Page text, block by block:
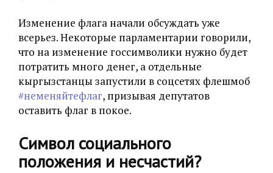
Изменение флага начали обсуждать уже
всерьез. Некоторые парламентарии говорили,
что на изменение госсимволики нужно будет
потратить много денег, а отдельные
кыргызстанцы запустили в соцсетях флешмоб
#неменяйтефлаг, призывая депутатов
оставить флаг в покое.
Символ социального
положения и несчастий?